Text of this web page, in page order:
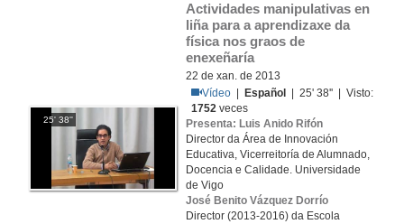
25' 38''
Actividades manipulativas en
liña para a aprendizaxe da
física nos graos de
enexeñaría
22 de xan. de 2013
Vídeo
Español
| 25' 38'' | Visto:
1752 veces
Presenta: Luis Anido Rifón
Director da Área de Innovación
Educativa, Vicerreitoría de Alumnado,
Docencia e Calidade. Universidade
de Vigo
José Benito Vázquez Dorrío
Director (2013-2016) da Escola